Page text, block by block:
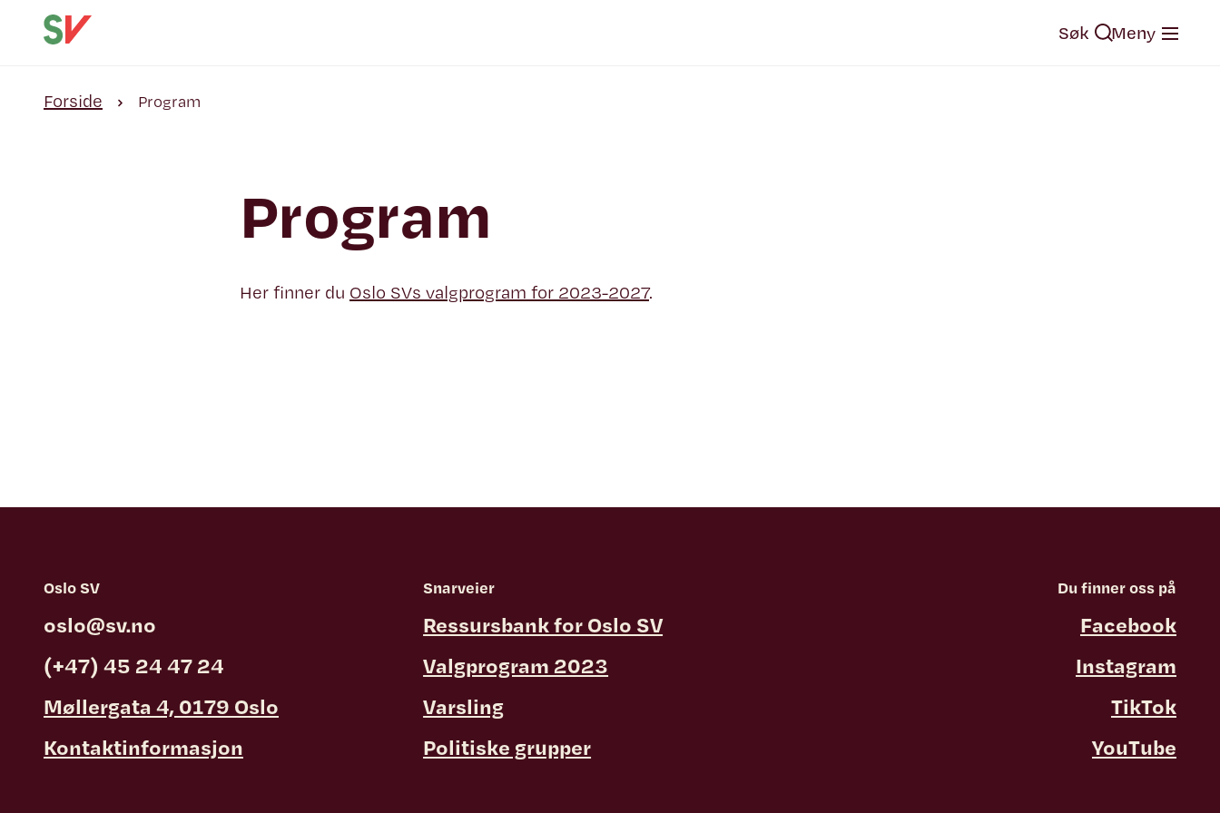
Søk Meny
Forside Program
Program
Her finner du Oslo SVs valgprogram for 2023-2027.
Oslo SV
oslo@sv.no
(+47) 45 24 47 24
Møllergata 4, 0179 Oslo
Kontaktinformasjon
Snarveier
Ressursbank for Oslo SV
Valgprogram 2023
Varsling
Politiske grupper
Du finner oss på
Facebook
Instagram
TikTok
YouTube